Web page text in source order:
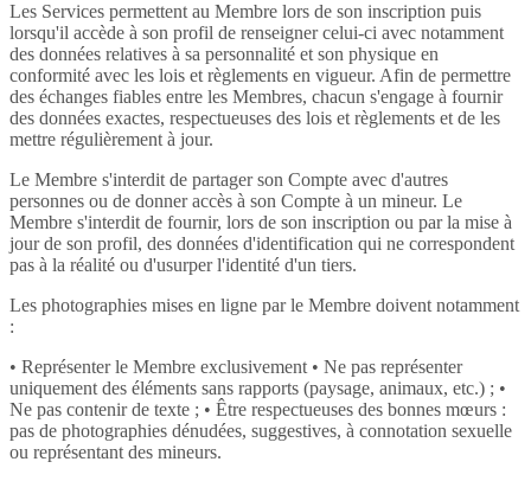
Les Services permettent au Membre lors de son inscription puis
lorsqu'il accède à son profil de renseigner celui-ci avec notamment
des données relatives à sa personnalité et son physique en
conformité avec les lois et règlements en vigueur. Afin de permettre
des échanges fiables entre les Membres, chacun s'engage à fournir
des données exactes, respectueuses des lois et règlements et de les
mettre régulièrement à jour.
Le Membre s'interdit de partager son Compte avec d'autres
personnes ou de donner accès à son Compte à un mineur. Le
Membre s'interdit de fournir, lors de son inscription ou par la mise à
jour de son profil, des données d'identification qui ne correspondent
pas à la réalité ou d'usurper l'identité d'un tiers.
Les photographies mises en ligne par le Membre doivent notamment
:
• Représenter le Membre exclusivement • Ne pas représenter
uniquement des éléments sans rapports (paysage, animaux, etc.) ; •
Ne pas contenir de texte ; • Être respectueuses des bonnes mœurs :
pas de photographies dénudées, suggestives, à connotation sexuelle
ou représentant des mineurs.